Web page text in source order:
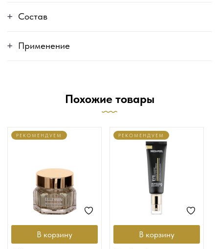
Состав
Применение
Похожие товары
В корзину
РЕКОМЕНДУЕМ
В корзину
РЕКОМЕНДУЕМ